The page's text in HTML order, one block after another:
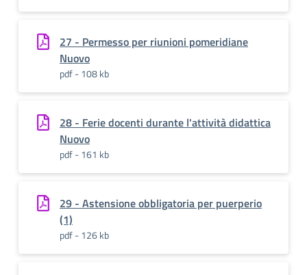
27 - Permesso per riunioni pomeridiane
Nuovo
pdf - 108 kb
28 - Ferie docenti durante l'attività didattica
Nuovo
pdf - 161 kb
29 - Astensione obbligatoria per puerperio
(1)
pdf - 126 kb